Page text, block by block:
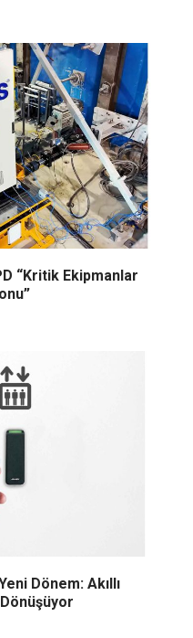
“Kritik Ekipmanlar
Dönem: Akıllı